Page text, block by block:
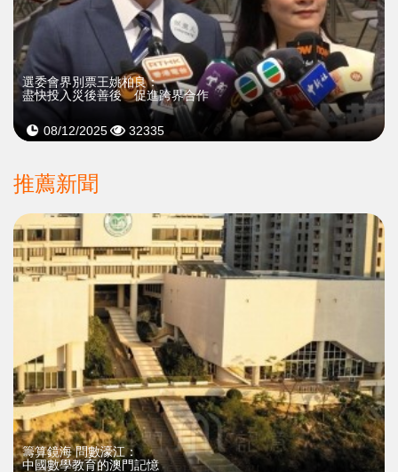
選委會界別票王姚柏良：
盡快投入災後善後 促進跨界合作
08/12/2025 32335
推薦新聞
籌算鏡海 問數濠江：
中國數學教育的澳門記憶